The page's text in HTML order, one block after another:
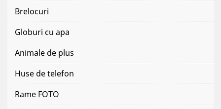
Brelocuri
Globuri cu apa
Animale de plus
Huse de telefon
Rame FOTO